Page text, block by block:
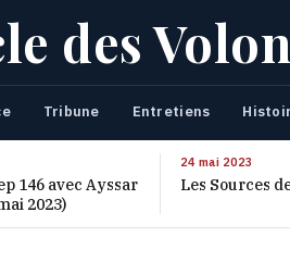
des
Tribune Entretiens
146 avec Ayssar
2023)
24 mai 2023
Les Sources